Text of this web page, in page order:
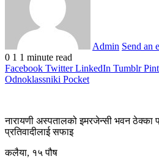
Admin Send an
0 1 1 minute read
Facebook Twitter LinkedIn Tumblr
Odnoklassniki Pocket
नारायणी अस्पतालको इमरजेन्सी भवन ठेक्का
प्रतिवादीलाई सफाइ
कलैया, १५ पौष